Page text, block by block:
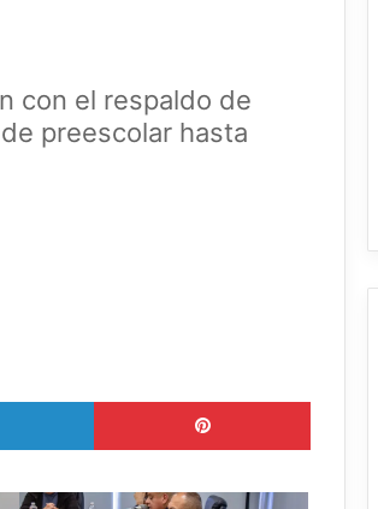
con el respaldo de
preescolar hasta
LinkedIn Pinterest